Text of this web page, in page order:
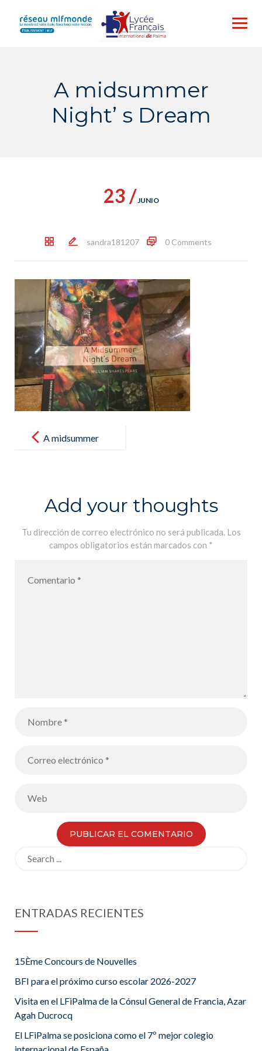
content
A midsummer
Night’ s Dream
23 /JUNIO
sandra181207 0 Comments
navigationA midsummer
Add your thoughts
Tu dirección de correo electrónico no será publicada. Los
campos obligatorios están marcados con *
ENTRADAS RECIENTES
15Ème Concours de Nouvelles
BFI para el próximo curso escolar 2026-2027
Visita en el LFiPalma de la Cónsul General de Francia, Azar
Agah Ducrocq
El LFiPalma se posiciona como el 7º mejor colegio